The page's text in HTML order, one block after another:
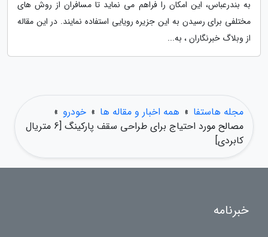
به بندرعباس، این امکان را فراهم می نماید تا مسافران از روش های
مختلفی برای رسیدن به این جزیره رویایی استفاده نمایند. در این مقاله
از وبلاگ خبرنگاران ، به...
مجله هاستفا » همه اخبار و مقاله ها » خودرو »
مصالح مورد احتیاج برای طراحی سقف پارکینگ [6 متریال
کابردی]
خبرنامه